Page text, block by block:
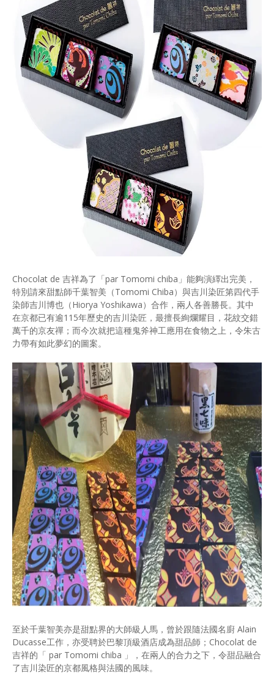
Chocolat de 吉祥為了「par Tomomi chiba」能夠演繹出完美，
特別請來甜點師千葉智美（Tomomi Chiba）與吉川染匠第四代手
染師吉川博也（Hiorya Yoshikawa）合作，兩人各善勝長。其中
在京都已有逾115年歷史的吉川染匠，最擅長絢爛耀目，花紋交錯
萬千的京友禪；而今次就把這種鬼斧神工應用在食物之上，令朱古
力帶有如此夢幻的圖案。
至於千葉智美亦是甜點界的大師級人馬，曾於跟隨法國名廚 Alain
Ducasse工作，亦受聘於巴黎頂級酒店成為甜品師；Chocolat de
吉祥的「 par Tomomi chiba 」，在兩人的合力之下，令甜品融合
了吉川染匠的京都風格與法國的風味。